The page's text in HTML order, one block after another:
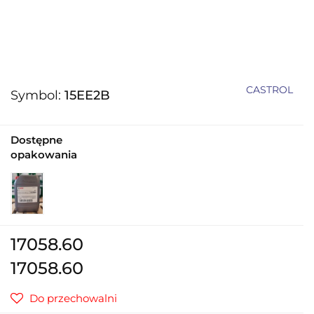
Symbol: 15EE2B CASTROL
Dostępne
opakowania
17058.60
17058.60
Do przechowalni